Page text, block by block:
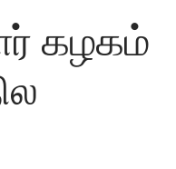
கழகம்